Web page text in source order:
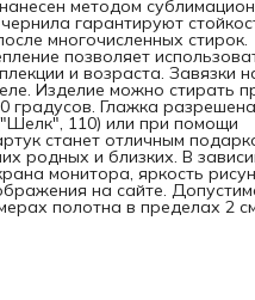
методом
гарантируют
многочисленных стирок.
позволяет
и возраста. Завязки
Изделие можно стирать
градусов. Глажка
110) или при помощи
станет отличным
родных и близких. В
монитора, яркость
на сайте.
полотна в пределах 2